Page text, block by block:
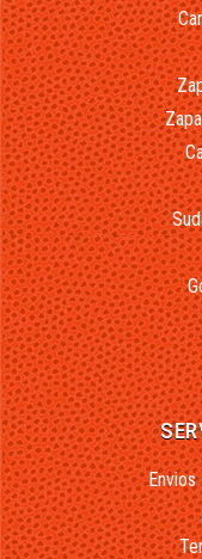
Envios